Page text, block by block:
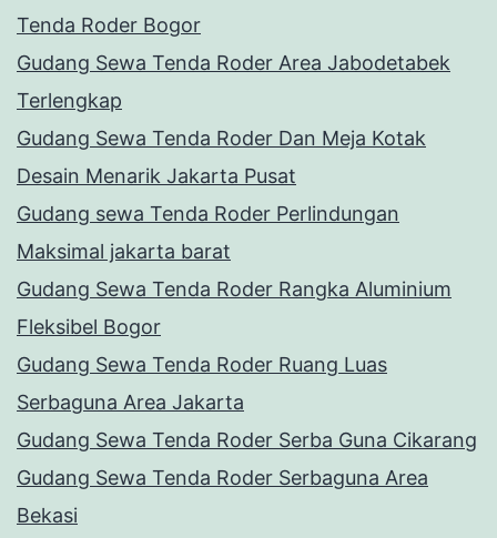
Tenda Roder Bogor
Gudang Sewa Tenda Roder Area Jabodetabek
Terlengkap
Gudang Sewa Tenda Roder Dan Meja Kotak
Desain Menarik Jakarta Pusat
Gudang sewa Tenda Roder Perlindungan
Maksimal jakarta barat
Gudang Sewa Tenda Roder Rangka Aluminium
Fleksibel Bogor
Gudang Sewa Tenda Roder Ruang Luas
Serbaguna Area Jakarta
Gudang Sewa Tenda Roder Serba Guna Cikarang
Gudang Sewa Tenda Roder Serbaguna Area
Bekasi